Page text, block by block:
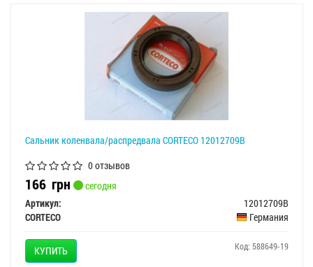
Сальник коленвала/распредвала CORTECO 12012709B
0 отзывов
166 грн
сегодня
Артикул:
12012709B
CORTECO
Германия
КУПИТЬ Код: 588649-19